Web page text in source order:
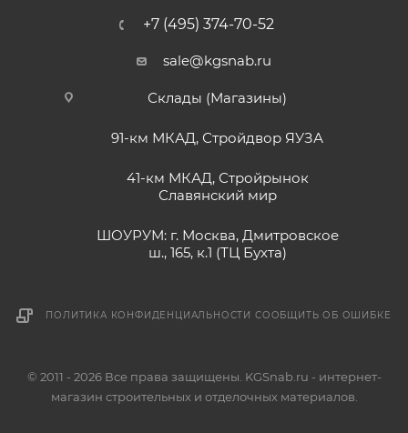
+7 (495) 374-70-52
sale@kgsnab.ru
Склады (Магазины)
91-км МКАД, Стройдвор ЯУЗА
41-км МКАД, Стройрынок
Славянский мир
ШОУРУМ: г. Москва, Дмитровское
ш., 165, к.1 (ТЦ Бухта)
ПОЛИТИКА КОНФИДЕНЦИАЛЬНОСТИ СООБЩИТЬ ОБ ОШИБКЕ
© 2011 - 2026 Все права защищены. KGSnab.ru - интернет-
магазин строительных и отделочных материалов.